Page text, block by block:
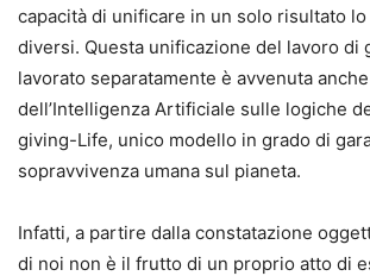
capacità di unificare in un solo risultato
diversi. Questa unificazione del lavoro di
lavorato separatamente è avvenuta
dell’Intelligenza Artificiale sulle logiche
giving-Life, unico modello in grado di
sopravvivenza umana sul pianeta.
Infatti, a partire dalla constatazione
di noi non è il frutto di un proprio atto di